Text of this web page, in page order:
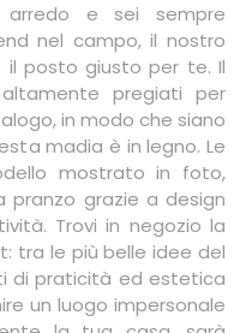
e sei sempre
nel campo, il nostro
il posto giusto per te. Il
pregiati per
in modo che siano
madia è in legno. Le
mostrato in foto,
pranzo grazie a design
Trovi in negozio la
tra le più belle idee del
di praticità ed estetica
un luogo impersonale